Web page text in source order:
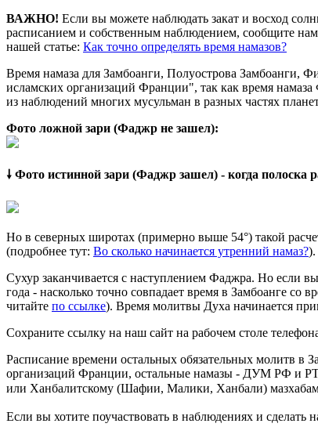
ВАЖНО! Если вы можете наблюдать закат и восход
расписанием и собственным наблюдением, сообщите
нашей статье: Как точно определять время намазов?
Время намаза для Замбоанги, Полуострова Замбоанги,
исламских организаций Франции", так как время
из наблюдений многих мусульман в разных частях
Фото ложной зари (Фаджр не зашел):
🠗 Фото истинной зари (Фаджр зашел) - когда полоска
Но в северных широтах (примерно выше 54°) такой
(подробнее тут: Во сколько начинается утренний намаз?).
Сухур заканчивается с наступлением Фаджра. Но если
года - насколько точно совпадает время в Замбоанге со
читайте по ссылке). Время молитвы Духа начинается
Сохраните ссылку на наш сайт на рабочем столе
Расписание времени остальных обязательных молитв
организаций Франции, остальные намазы - ДУМ РФ и
или Ханбалитскому (Шафии, Малики, Ханбали)
Если вы хотите поучаствовать в наблюдениях и